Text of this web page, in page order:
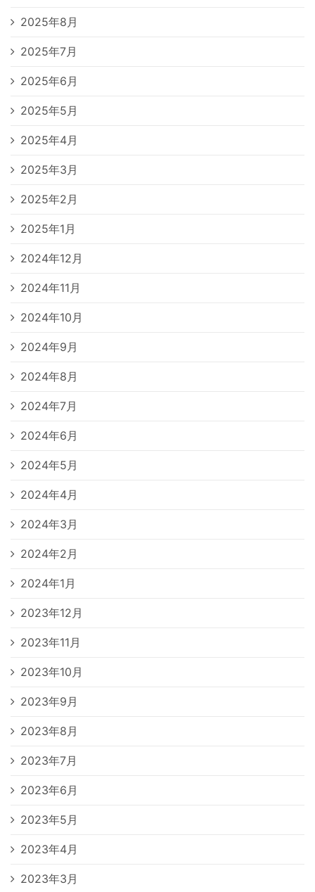
2025年8月
2025年7月
2025年6月
2025年5月
2025年4月
2025年3月
2025年2月
2025年1月
2024年12月
2024年11月
2024年10月
2024年9月
2024年8月
2024年7月
2024年6月
2024年5月
2024年4月
2024年3月
2024年2月
2024年1月
2023年12月
2023年11月
2023年10月
2023年9月
2023年8月
2023年7月
2023年6月
2023年5月
2023年4月
2023年3月